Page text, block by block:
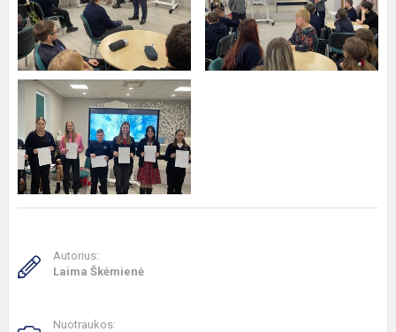
Autorius:
Laima Škėmienė
Nuotraukos: